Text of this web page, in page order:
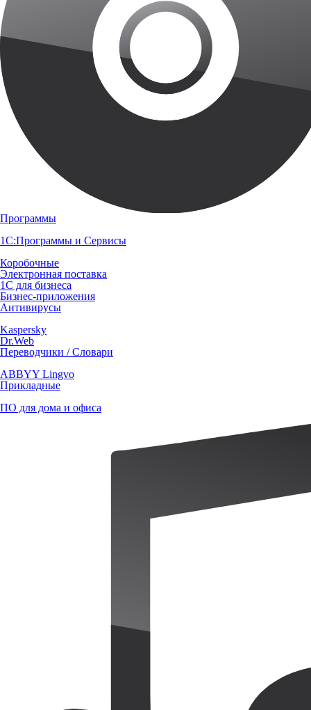
Программы
1С:Программы и Сервисы
Коробочные
Электронная поставка
1С для бизнеса
Бизнес-приложения
Антивирусы
Kaspersky
Dr.Web
Переводчики / Словари
ABBYY Lingvo
Прикладные
ПО для дома и офиса